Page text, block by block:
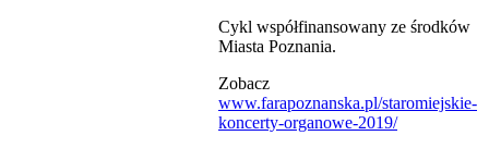
Cykl współfinansowany ze środków
Miasta Poznania.
Zobacz
www.farapoznanska.pl/staromiejskie-
koncerty-organowe-2019/